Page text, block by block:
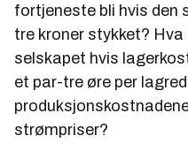
fortjeneste bli hvis den
tre kroner stykket?
selskapet hvis
et par-tre øre per
strømpriser?